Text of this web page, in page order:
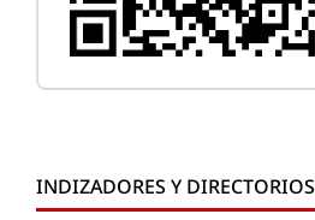
INDIZADORES Y DIRECTORIOS